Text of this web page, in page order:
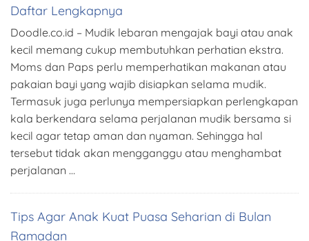
Daftar Lengkapnya
Doodle.co.id – Mudik lebaran mengajak bayi atau anak
kecil memang cukup membutuhkan perhatian ekstra.
Moms dan Paps perlu memperhatikan makanan atau
pakaian bayi yang wajib disiapkan selama mudik.
Termasuk juga perlunya mempersiapkan perlengkapan
kala berkendara selama perjalanan mudik bersama si
kecil agar tetap aman dan nyaman. Sehingga hal
tersebut tidak akan mengganggu atau menghambat
perjalanan …
Tips Agar Anak Kuat Puasa Seharian di Bulan
Ramadan